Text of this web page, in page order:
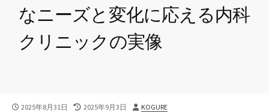
なニーズと変化に応える内科
クリニックの実像
公
2025年8月31日
最
2025年9月3日
投
KOGURE